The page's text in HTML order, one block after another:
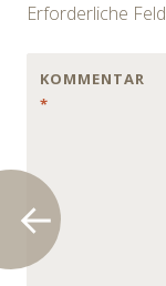
Erforderliche
KOMMENTAR
*